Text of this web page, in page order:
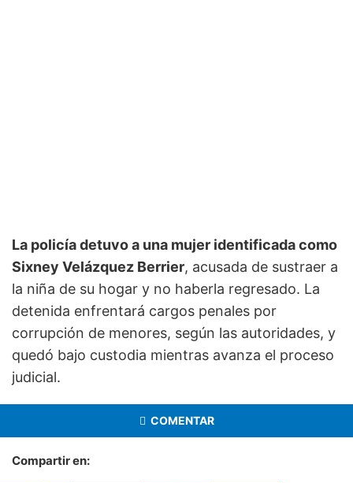
La policía detuvo a una mujer identificada como
Sixney Velázquez Berrier, acusada de sustraer a
la niña de su hogar y no haberla regresado. La
detenida enfrentará cargos penales por
corrupción de menores, según las autoridades, y
quedó bajo custodia mientras avanza el proceso
judicial.
COMENTAR
Compartir en: